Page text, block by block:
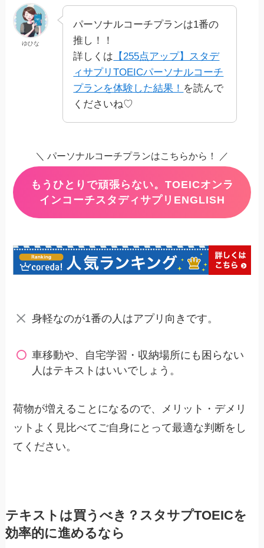
ゆひな
パーソナルコーチプランは1番の
推し！！
詳しくは 【255点アップ】スタデ
ィサプリTOEICパーソナルコーチ
プランを体験した結果！ を読んで
くださいね♡
＼ パーソナルコーチプランはこちらから！ ／
もうひとりで頑張らない。TOEICオンラ
インコーチスタディサプリENGLISH
身軽なのが1番の人はアプリ向きです。
車移動や、自宅学習・収納場所にも困らない
人はテキストはいいでしょう。
荷物が増えることになるので、メリット・デメリ
ットよく見比べてご自身にとって最適な判断をし
てください。
テキストは買うべき？スタサプTOEICを
効率的に進めるなら